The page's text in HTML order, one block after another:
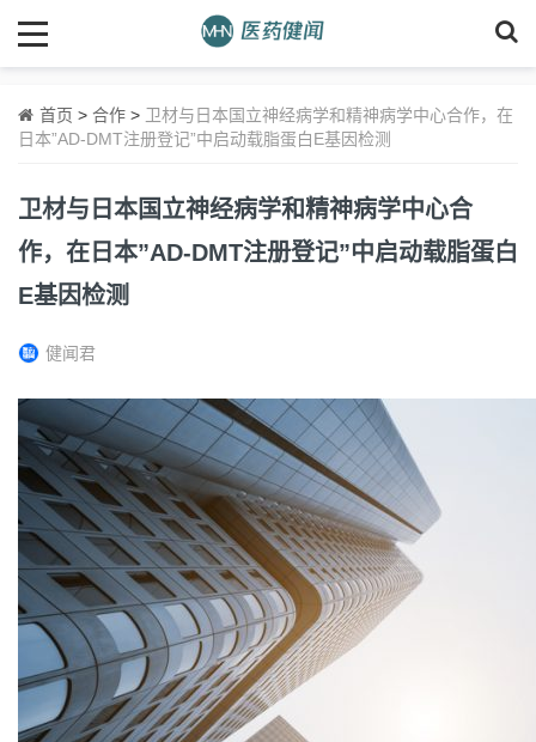
首页 > 合作 > 卫材与日本国立神经病学和精神病学中心合作，在
日本”AD-DMT注册登记”中启动载脂蛋白E基因检测
卫材与日本国立神经病学和精神病学中心合
作，在日本”AD-DMT注册登记”中启动载脂蛋白
E基因检测
健闻君